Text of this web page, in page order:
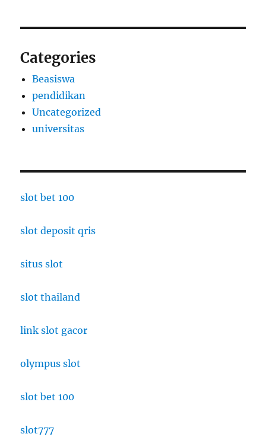
Categories
Beasiswa
pendidikan
Uncategorized
universitas
slot bet 100
slot deposit qris
situs slot
slot thailand
link slot gacor
olympus slot
slot bet 100
slot777